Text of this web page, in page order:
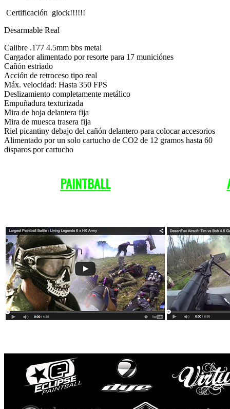
Certificación glock!!!!!!
Desarmable Real
Calibre .177 4.5mm bbs metal
Cargador alimentado por resorte para 17 municiónes
Cañón estriado
Acción de retroceso tipo real
Máx. velocidad: Hasta 350 FPS
Deslizamiento completamente metálico
Empuñadura texturizada
Mira de hoja delantera fija
Mira de muesca trasera fija
Riel picantiny debajo del cañón delantero para colocar accesorios
Alimentado por un solo cartucho de CO2 de 12 gramos hasta 60
disparos por cartucho
PAINTBALL